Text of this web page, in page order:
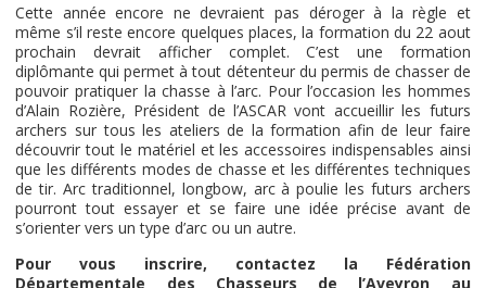
Cette année encore ne devraient pas déroger à la règle et
même s’il reste encore quelques places, la formation du 22 aout
prochain devrait afficher complet. C’est une formation
diplômante qui permet à tout détenteur du permis de chasser de
pouvoir pratiquer la chasse à l’arc. Pour l’occasion les hommes
d’Alain Rozière, Président de l’ASCAR vont accueillir les futurs
archers sur tous les ateliers de la formation afin de leur faire
découvrir tout le matériel et les accessoires indispensables ainsi
que les différents modes de chasse et les différentes techniques
de tir. Arc traditionnel, longbow, arc à poulie les futurs archers
pourront tout essayer et se faire une idée précise avant de
s’orienter vers un type d’arc ou un autre.
Pour vous inscrire, contactez la Fédération
Départementale des Chasseurs de l’Aveyron au